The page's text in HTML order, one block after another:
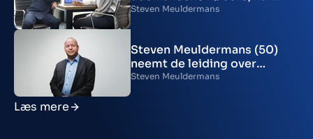
virksomheden skal sælges
Steven Meuldermans
Steven Meuldermans (50)
neemt de leiding over
kantoor Marktlink België in
Steven Meuldermans
Læs mere